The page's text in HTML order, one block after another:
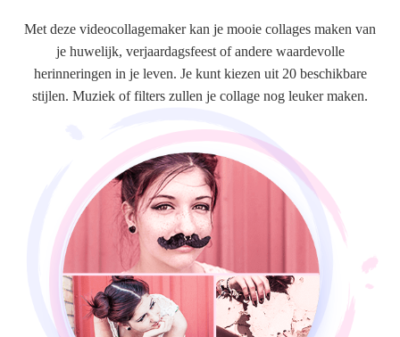
Met deze videocollagemaker kan je mooie collages maken van
je huwelijk, verjaardagsfeest of andere waardevolle
herinneringen in je leven. Je kunt kiezen uit 20 beschikbare
stijlen. Muziek of filters zullen je collage nog leuker maken.